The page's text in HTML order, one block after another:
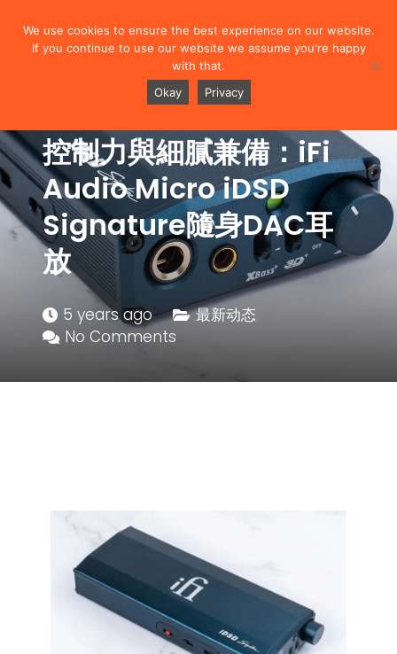
控制力與細膩兼備：iFi
Audio Micro iDSD
Signature隨身DAC耳
放
5 years ago
最新动态
No Comments
We use cookies to ensure the best experience on our website.
If you continue to use our website we assume you're happy
with that.
Okay
Privacy